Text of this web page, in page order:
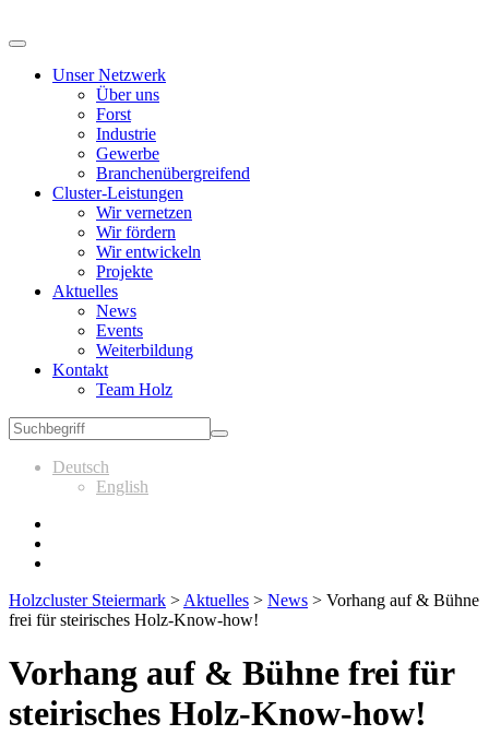
Unser Netzwerk
Über uns
Forst
Industrie
Gewerbe
Branchenübergreifend
Cluster-Leistungen
Wir vernetzen
Wir fördern
Wir entwickeln
Projekte
Aktuelles
News
Events
Weiterbildung
Kontakt
Team Holz
Deutsch
English
Holzcluster Steiermark > Aktuelles > News > Vorhang auf & Bühne
frei für steirisches Holz-Know-how!
Vorhang auf & Bühne frei für
steirisches Holz-Know-how!